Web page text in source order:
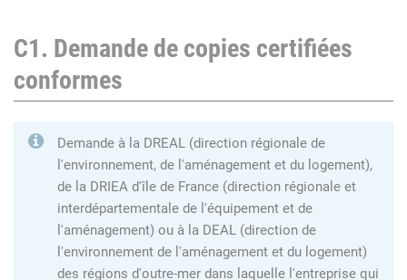
C1. Demande de copies certifiées
conformes
Demande à la DREAL (direction régionale de
l'environnement, de l'aménagement et du logement),
de la DRIEA d'île de France (direction régionale et
interdépartementale de l'équipement et de
l'aménagement) ou à la DEAL (direction de
l'environnement de l'aménagement et du logement)
des régions d'outre-mer dans laquelle l'entreprise qui